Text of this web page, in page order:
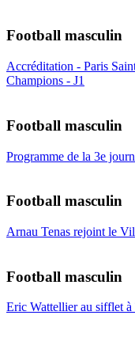
Football masculin
Accréditation - Paris
Champions - J1
Football masculin
Programme de la 3e
Football masculin
Arnau Tenas rejoint le
Football masculin
Eric Wattellier au sifflet à